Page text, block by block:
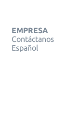
EMPRESA
Contáctanos
Español